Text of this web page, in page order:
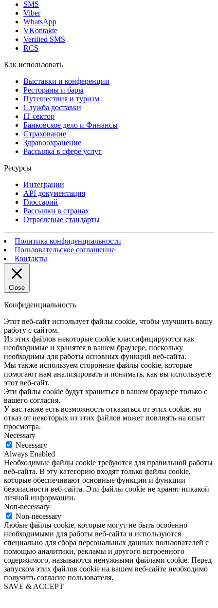
SMS
Viber
WhatsApp
VKontakte
Verified SMS
RCS
Как использовать
Выставки и конференции
Рестораны и бары
Путешествия и туризм
Служба доставки
IT сектор
Банковское дело и Финансы
Страхование
Здравоохранение
Рассылка в сфере услуг
Ресурсы
Интеграции
API документация
Глоссарий
Рассылки в странах
Отраслевые стандарты
Политика конфиденциальности
Пользовательское соглашение
Контакты
Close
Конфиденциальность
Этот веб-сайт использует файлы cookie, чтобы улучшить вашу
работу с сайтом.
Из этих файлов некоторые cookie классифицируются как
необходимые и хранятся в вашем браузере, поскольку
необходимы для работы основных функций веб-сайта.
Мы также используем сторонние файлы cookie, которые
помогают нам анализировать и понимать, как вы используете
этот веб-сайт.
Эти файлы cookie будут храниться в вашем браузере только с
вашего согласия.
У вас также есть возможность отказаться от этих cookie, но
отказ от некоторых из этих файлов может повлиять на опыт
просмотра.
Necessary
Necessary
Always Enabled
Необходимые файлы cookie требуются для правильной работы
веб-сайта. В эту категорию входят только файлы cookie,
которые обеспечивают основные функции и функции
безопасности веб-сайта. Эти файлы cookie не хранят никакой
личной информации.
Non-necessary
Non-necessary
Любые файлы cookie, которые могут не быть особенно
необходимыми для работы веб-сайта и используются
специально для сбора персональных данных пользователей с
помощью аналитики, рекламы и другого встроенного
содержимого, называются ненужными файлами cookie. Перед
запуском этих файлов cookie на вашем веб-сайте необходимо
получить согласие пользователя.
SAVE & ACCEPT